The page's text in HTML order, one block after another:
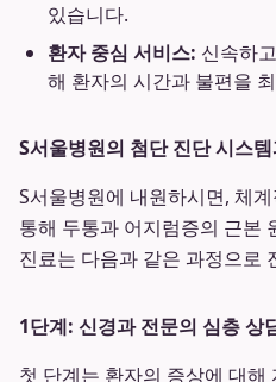
있습니다.
환자 중심 서비스: 신속하
해 환자의 시간과 불편을
S서울병원의 첨단 진단 시스
S서울병원에 내원하시면, 체
통해 두통과 어지럼증의 근본
진료는 다음과 같은 과정으로
1단계: 신경과 전문의 심층 상
첫 단계는 환자의 증상에 대해